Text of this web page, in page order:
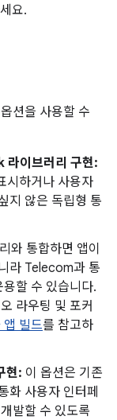
요.
션을 사용할 수
이브러리 구현:
시하거나 사용자
지 않은 독립형 통
와 통합하면 앱이
라 Telecom과 통
할 수 있습니다.
라우팅 및 포커
앱 빌드를 참고하
현: 이 옵션은 기존
화 사용자 인터페
발할 수 있도록